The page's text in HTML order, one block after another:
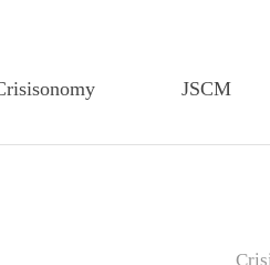
JSCM
Author Guidelines